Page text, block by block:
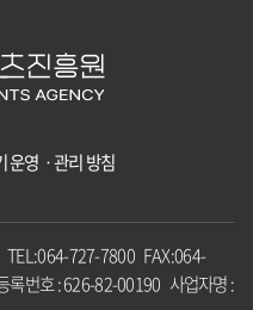
운영ㆍ관리 방침
TEL:064-727-7800 FAX:064-
록번호 : 626-82-00190 사업자명 :